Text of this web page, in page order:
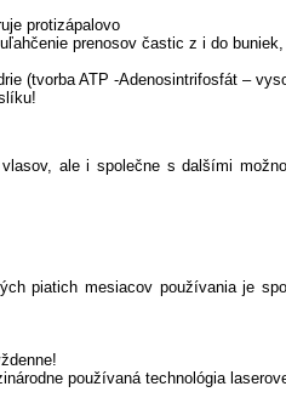
protizápalovo
prenosov častic z i do
(tvorba ATP -Adenosintrifosfát –
ale i společne s dalšími
piatich mesiacov používania je
používaná technológia